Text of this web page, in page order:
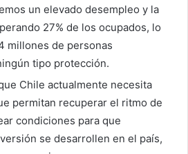
un elevado desempleo y la
27% de los ocupados, lo
millones de personas
tipo protección.
Chile actualmente necesita
permitan recuperar el ritmo de
condiciones para que
se desarrollen en el país,